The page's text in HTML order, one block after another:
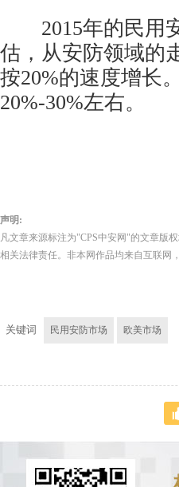
2015年的民用安
估，从安防领域的
按20%的速度增长
20%-30%左右。
声明:
凡文章来源标注为"CPS中安网"的文章版
相关法律责任。非本网作品均来自互联网
关键词 民用安防市场 欧美市场